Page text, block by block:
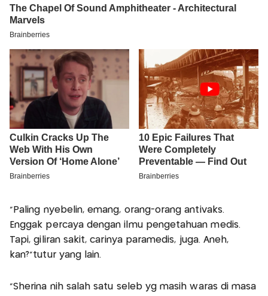
“Paling nyebelin, emang, orang-orang antivaks.
Enggak percaya dengan ilmu pengetahuan medis.
Tapi, giliran sakit, carinya paramedis, juga. Aneh,
kan?"tutur yang lain.
"Sherina nih salah satu seleb yg masih waras di masa